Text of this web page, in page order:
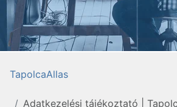
TapolcaAllas
Adatkezelési tájékoztató |